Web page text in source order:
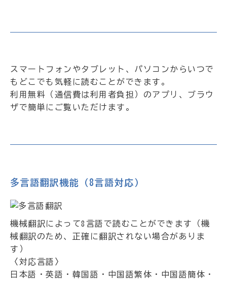
スマートフォンやタブレット、パソコンからいつで
もどこでも気軽に読むことができます。
利用無料（通信費は利用者負担）のアプリ、ブラウ
ザで簡単にご覧いただけます。
多言語翻訳機能（8言語対応）
機械翻訳によって8言語で読むことができます（機
械翻訳のため、正確に翻訳されない場合がありま
す）
〈対応言語〉
日本語・英語・韓国語・中国語繁体・中国語簡体・